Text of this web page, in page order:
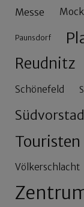
Messe
Paunsdorf
Reudnitz
Schönefeld
Touristen
Völkerschlacht